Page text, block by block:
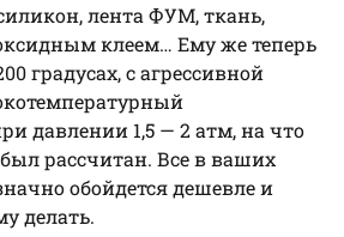
лента ФУМ, ткань,
клеем… Ему же теперь
градусах, с агрессивной
давлении 1,5 — 2 атм, на что
рассчитан. Все в ваших
обойдется дешевле и
делать.